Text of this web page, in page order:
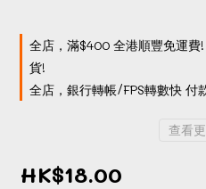
全店，滿$400 全港順豐免運費
貨!
全店，銀行轉帳/FPS轉數快 付
查看
HK$18.00